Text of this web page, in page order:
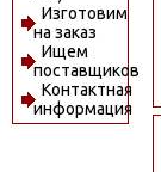
Изготовим
на заказ
Ищем
поставщиков
Контактная
информация